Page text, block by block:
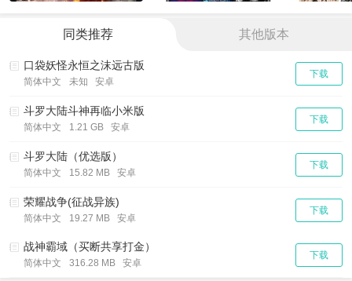
同类推荐 其他版本
口袋妖怪永恒之沫远古版
简体中文 未知 安卓
下载
斗罗大陆斗神再临小米版
简体中文 1.21 GB 安卓
下载
斗罗大陆（优选版）
简体中文 15.82 MB 安卓
下载
荣耀战争(征战异族)
简体中文 19.27 MB 安卓
下载
战神霸域（买断共享打金）
简体中文 316.28 MB 安卓
下载